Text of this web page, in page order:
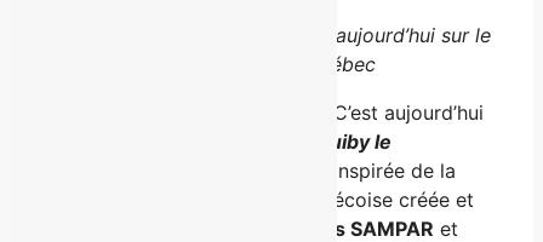
nouvelle série animée arrive aujourd’hui sur le
web et l’application de Télé-Québec
– C’est aujourd’hui
Guiby le
. Inspirée de la
populaire bande dessinée québécoise créée et
Samuel Parent alias SAMPAR et